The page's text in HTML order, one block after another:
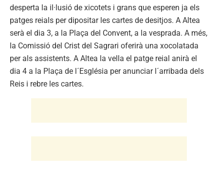
desperta la il·lusió de xicotets i grans que esperen ja els
patges reials per dipositar les cartes de desitjos. A Altea
serà el dia 3, a la Plaça del Convent, a la vesprada. A més,
la Comissió del Crist del Sagrari oferirà una xocolatada
per als assistents. A Altea la vella el patge reial anirà el
dia 4 a la Plaça de l´Església per anunciar l´arribada dels
Reis i rebre les cartes.